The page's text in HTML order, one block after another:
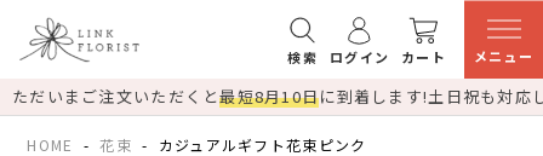
検索 ログイン カート メニュー
ただいまご注文いただくと最短8月10日に到着します!土日祝も対応
HOME 花束 カジュアルギフト花束ピンク